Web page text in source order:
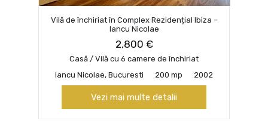
Vilă de închiriat în Complex Rezidențial Ibiza –
Iancu Nicolae
2,800 €
Casă / Vilă cu 6 camere de închiriat
Iancu Nicolae, Bucuresti
200 mp 2002
Vezi mai multe detalii